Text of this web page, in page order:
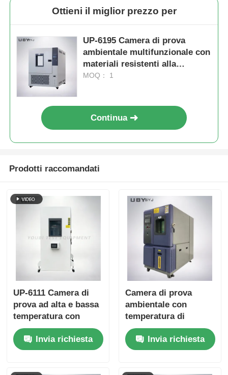
Ottieni il miglior prezzo per
UP-6195 Camera di prova
ambientale multifunzionale con
materiali resistenti alla
corrosione di alta resistenza e
MOQ： 1
Continua
Prodotti raccomandati
UP-6111 Camera di
prova ad alta e bassa
temperatura con
-70~180oC 20%~98%
di umidità e controllo
intelligente su touch
Invia richiesta
Camera di prova
ambientale con
temperatura di
stoccaggio a freddo
personalizzabile
Porta in vetro
Invia richiesta